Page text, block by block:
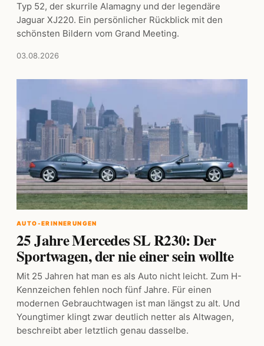
Typ 52, der skurrile Alamagny und der legendäre
Jaguar XJ220. Ein persönlicher Rückblick mit den
schönsten Bildern vom Grand Meeting.
03.08.2026
AUTO-ERINNERUNGEN
25 Jahre Mercedes SL R230: Der
Sportwagen, der nie einer sein wollte
Mit 25 Jahren hat man es als Auto nicht leicht. Zum H-
Kennzeichen fehlen noch fünf Jahre. Für einen
modernen Gebrauchtwagen ist man längst zu alt. Und
Youngtimer klingt zwar deutlich netter als Altwagen,
beschreibt aber letztlich genau dasselbe.